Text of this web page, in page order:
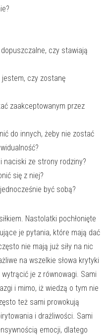
czy stawiają
czy zostanę
zaakceptowanym przez
do innych, żeby nie zostać
naciski ze strony rodziny?
się z niej?
być sobą?
Nastolatki pochłonięte
je pytania, które mają dać
nie mają już siły na nic
na wszelkie słowa krytyki
je z równowagi. Sami
i mimo, iż wiedzą o tym nie
też sami prowokują
i drażliwości. Sami
emocji, dlatego